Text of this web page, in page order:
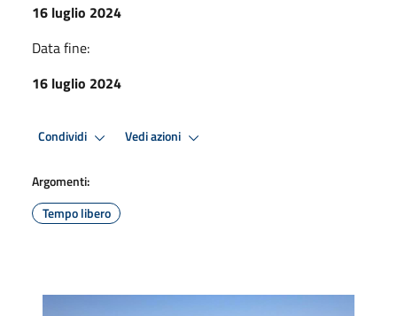
16 luglio 2024
Data fine:
16 luglio 2024
Condividi Vedi azioni
Argomenti:
Tempo libero